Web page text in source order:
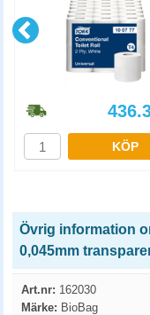
KÖP
Övrig information
0,045mm
Art.nr: 162030
Märke: BioBag